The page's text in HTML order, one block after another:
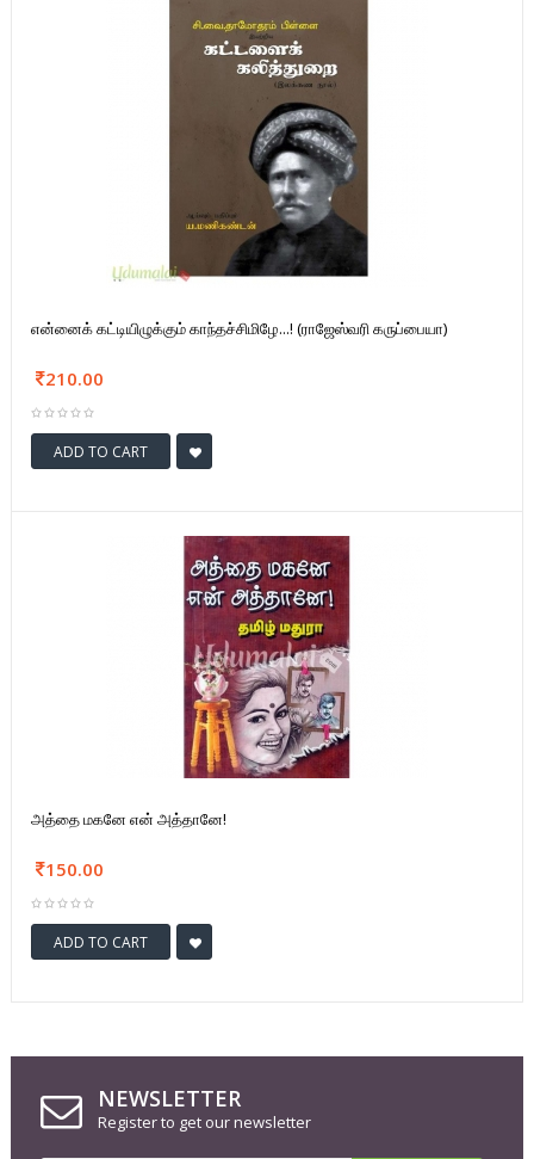
என்னைக் கட்டியிழுக்கும் காந்தச்சிமிழே...! (ராஜேஸ்வரி கருப்பையா)
210.00
ADD TO CART
அத்தை மகனே என் அத்தானே!
150.00
ADD TO CART
NEWSLETTER
Register to get our newsletter